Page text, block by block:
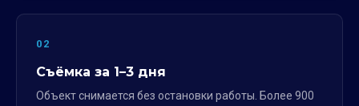
02
Съёмка за 1–3 дня
Объект снимается без остановки работы. Более 900